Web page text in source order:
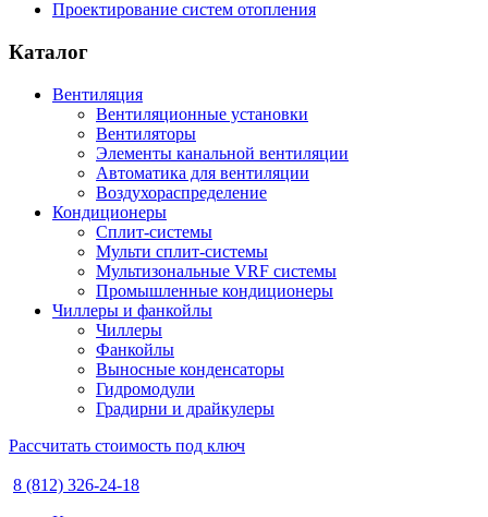
Проектирование систем отопления
Каталог
Вентиляция
Вентиляционные установки
Вентиляторы
Элементы канальной вентиляции
Автоматика для вентиляции
Воздухораспределение
Кондиционеры
Сплит-системы
Мульти сплит-системы
Мультизональные VRF системы
Промышленные кондиционеры
Чиллеры и фанкойлы
Чиллеры
Фанкойлы
Выносные конденсаторы
Гидромодули
Градирни и драйкулеры
Рассчитать стоимость под ключ
8 (812) 326-24-18